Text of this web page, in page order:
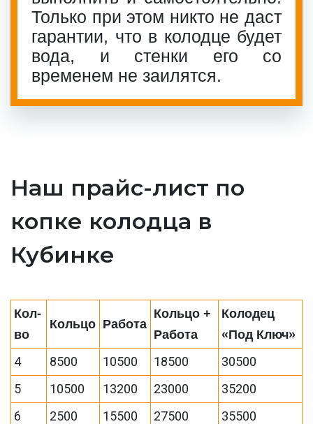
Только при этом никто не даст
гарантии, что в колодце будет
вода, и стенки его со
временем не заилятся.
Наш прайс-лист по
копке колодца в
Кубинке
Кол-
во
Кольцо Работа
Кольцо +
Работа
Колодец
«Под Ключ»
4 8500 10500 18500
30500
5
10500 13200 23000
35200
6
2500 15500 27500
35500